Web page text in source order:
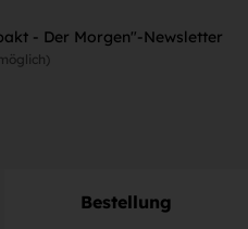
- Der Morgen"-Newsletter
Bestellung